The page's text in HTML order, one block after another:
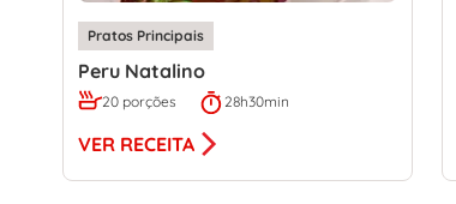
Pratos Principais
Peru Natalino
20 porções 28h30min
VER RECEITA